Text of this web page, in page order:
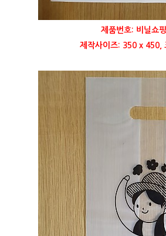
제품번호: 비닐쇼
제작사이즈: 350 x 450,